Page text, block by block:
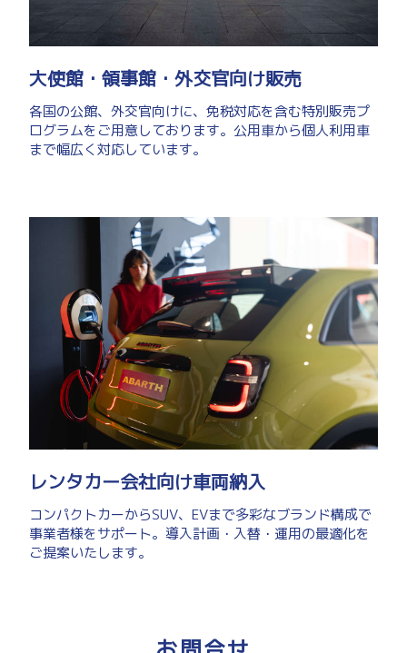
大使館・領事館・外交官向け販売
各国の公館、外交官向けに、免税対応を含む特別販売プ
ログラムをご用意しております。公用車から個人利用車
まで幅広く対応しています。
レンタカー会社向け車両納入
コンパクトカーからSUV、EVまで多彩なブランド構成で
事業者様をサポート。導入計画・入替・運用の最適化を
ご提案いたします。